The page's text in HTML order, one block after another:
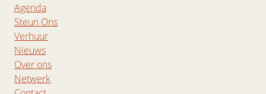
Agenda
Steun Ons
Verhuur
Nieuws
Over ons
Netwerk